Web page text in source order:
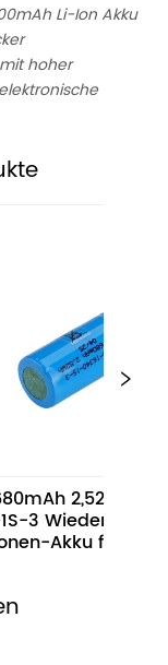
Li-Ion Akku
hoher
2,52Wh BAKTH-
Akku für kleine